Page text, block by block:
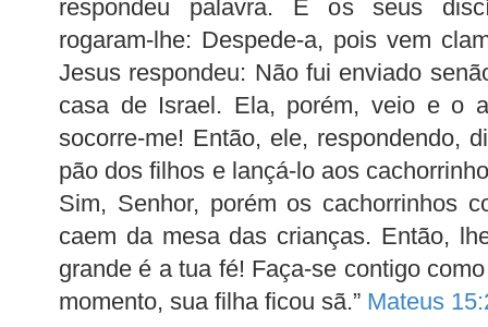
respondeu palavra. E os seus
rogaram-lhe: Despede-a, pois vem
Jesus respondeu: Não fui enviado
casa de Israel. Ela, porém, veio e o
socorre-me! Então, ele, respondendo,
pão dos filhos e lançá-lo aos
Sim, Senhor, porém os cachorrinhos
caem da mesa das crianças. Então,
grande é a tua fé! Faça-se contigo
momento, sua filha ficou sã.” Mateus